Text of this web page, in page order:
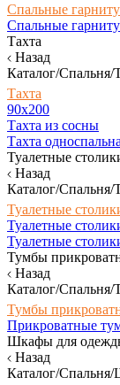
Спальные
Спальные
Тахта
Назад
Каталог/Спальня/
Тахта
90х200
Тахта из сосны
Тахта
Туалетные
Назад
Каталог/Спальня/
Туалетные
Туалетные
Туалетные
Тумбы
Назад
Каталог/
Тумбы
Прикроватные
Шкафы для
Назад
Каталог/